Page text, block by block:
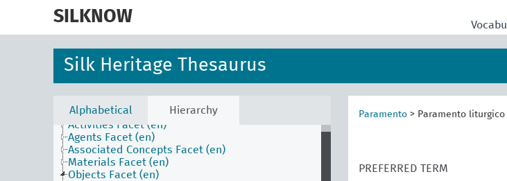
SILKNOW
Silk Heritage Thesaurus
Alphabetical
Hierarchy
Activities Facet (en)
Agents Facet (en)
Associated Concepts Facet (en)
Materials Facet (en)
Objects Facet (en)
Paramento > Paramento liturgico
PREFERRED TERM